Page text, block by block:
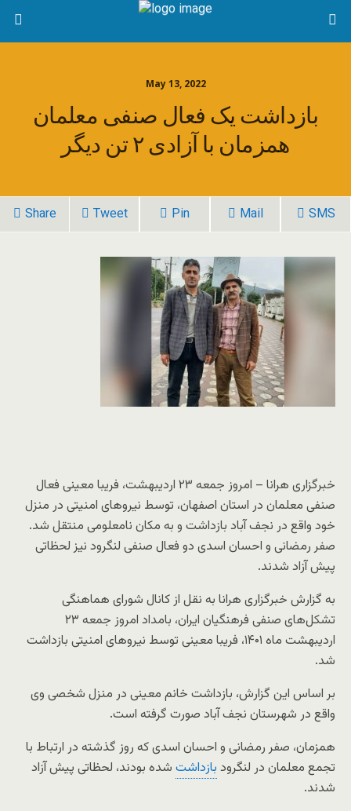
May 13, 2022
بازداشت یک فعال صنفی معلمان
همزمان با آزادی ۲ تن دیگر
Share Tweet Pin Mail SMS
خبرگزاری هرانا – امروز جمعه ۲۳ اردیبهشت، فریبا معینی فعال
صنفی معلمان در استان اصفهان، توسط نیروهای امنیتی در منزل
خود واقع در نجف آباد بازداشت و به مکان نامعلومی منتقل شد.
صفر رمضانی و احسان اسدی دو فعال صنفی لنگرود نیز لحظاتی
پیش آزاد شدند.
به گزارش خبرگزاری هرانا به نقل از کانال شورای هماهنگی
تشکل‌های صنفی فرهنگیان ایران، بامداد امروز جمعه ۲۳
اردیبهشت ماه ۱۴۰۱، فریبا معینی توسط نیروهای امنیتی بازداشت
شد.
بر اساس این گزارش، بازداشت خانم معینی در منزل شخصی وی
واقع در شهرستان نجف آباد صورت گرفته است.
همزمان، صفر رمضانی و احسان اسدی که روز گذشته در ارتباط با
تجمع معلمان در لنگرود بازداشت شده بودند، لحظاتی پیش آزاد
شدند.